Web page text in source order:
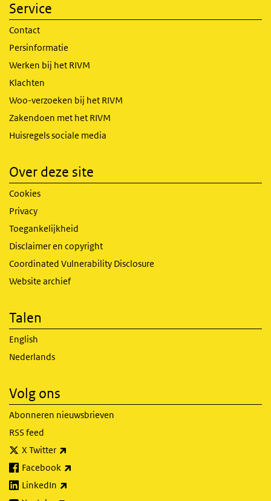
Service
Contact
Persinformatie
Werken bij het RIVM
Klachten
Woo-verzoeken bij het RIVM
Zakendoen met het RIVM
Huisregels sociale media
Over deze site
Cookies
Privacy
Toegankelijkheid
Disclaimer en copyright
Coordinated Vulnerability Disclosure
Website archief
Talen
English
Nederlands
Volg ons
Abonneren nieuwsbrieven
RSS feed
X Twitter
Facebook
LinkedIn